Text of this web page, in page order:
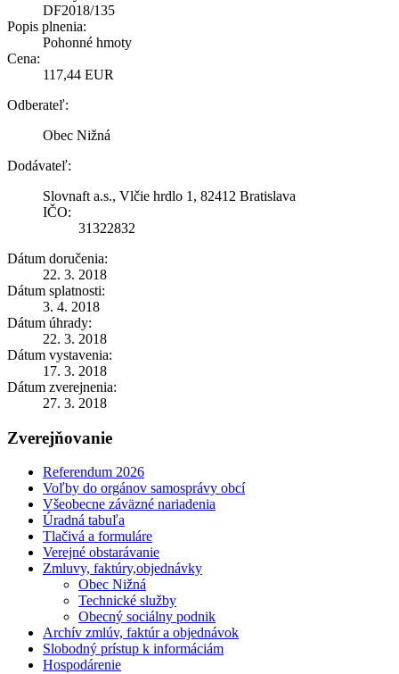
DF2018/135
Popis plnenia:
Pohonné hmoty
Cena:
117,44 EUR
Odberateľ:
Obec Nižná
Dodávateľ:
Slovnaft a.s., Vlčie hrdlo 1, 82412 Bratislava
IČO:
31322832
Dátum doručenia:
22. 3. 2018
Dátum splatnosti:
3. 4. 2018
Dátum úhrady:
22. 3. 2018
Dátum vystavenia:
17. 3. 2018
Dátum zverejnenia:
27. 3. 2018
Zverejňovanie
Referendum 2026
Voľby do orgánov samosprávy obcí
Všeobecne záväzné nariadenia
Úradná tabuľa
Tlačivá a formuláre
Verejné obstarávanie
Zmluvy, faktúry,objednávky
Obec Nižná
Technické služby
Obecný sociálny podnik
Archív zmlúv, faktúr a objednávok
Slobodný prístup k informáciám
Hospodárenie